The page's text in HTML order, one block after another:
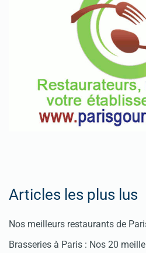
Articles les plus lus
Nos meilleurs restaurants de
Brasseries à Paris : Nos 20